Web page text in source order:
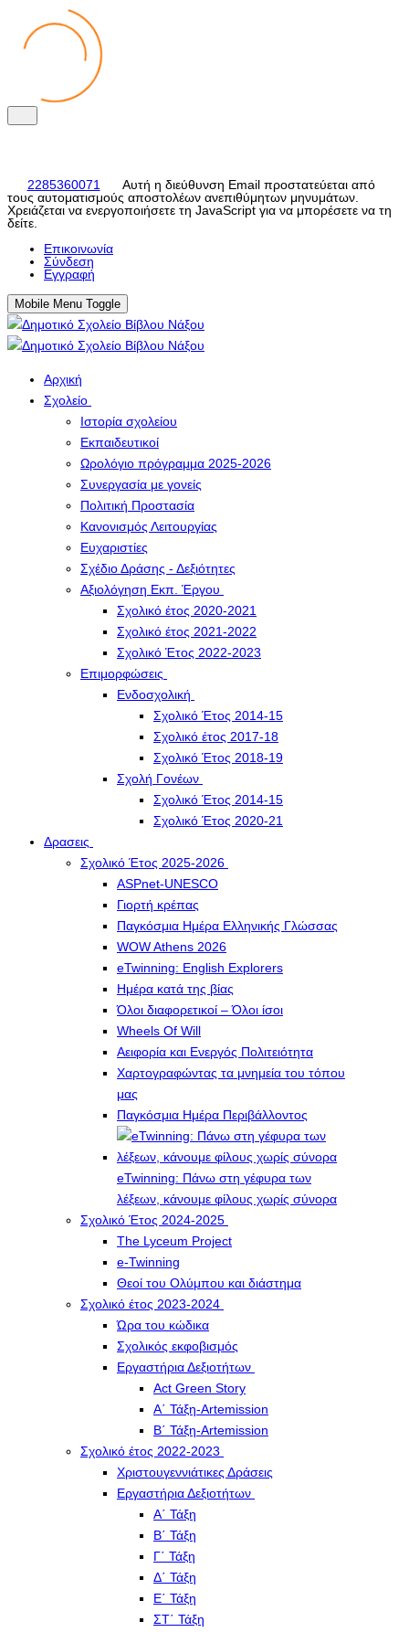
2285360071
Αυτή η διεύθυνση Email προστατεύεται από
τους αυτοματισμούς αποστολέων ανεπιθύμητων μηνυμάτων.
Χρειάζεται να ενεργοποιήσετε τη JavaScript για να μπορέσετε να τη
δείτε.
Eπικοινωνία
Σύνδεση
Εγγραφή
Mobile Menu Toggle
Αρχική
Σχολείο
Ιστορία σχολείου
Εκπαιδευτικοί
Ωρολόγιο πρόγραμμα 2025-2026
Συνεργασία με γονείς
Πολιτική Προστασία
Κανονισμός Λειτουργίας
Ευχαριστίες
Σχέδιο Δράσης - Δεξιότητες
Αξιολόγηση Εκπ. Έργου
Σχολικό έτος 2020-2021
Σχολικό έτος 2021-2022
Σχολικό Έτος 2022-2023
Επιμορφώσεις
Ενδοσχολική
Σχολικό Έτος 2014-15
Σχολικό έτος 2017-18
Σχολικό Έτος 2018-19
Σχολή Γονέων
Σχολικό Έτος 2014-15
Σχολικό Έτος 2020-21
Δρασεις
Σχολικό Έτος 2025-2026
ASPnet-UNESCO
Γιορτή κρέπας
Παγκόσμια Ημέρα Ελληνικής Γλώσσας
WOW Athens 2026
eTwinning: English Explorers
Ημέρα κατά της βίας
Όλοι διαφορετικοί – Όλοι ίσοι
Wheels Of Will
Αειφορία και Ενεργός Πολιτειότητα
Χαρτογραφώντας τα μνημεία του τόπου
μας
Παγκόσμια Ημέρα Περιβάλλοντος
eTwinning: Πάνω στη γέφυρα των
λέξεων, κάνουμε φίλους χωρίς σύνορα
Σχολικό Έτος 2024-2025
The Lyceum Project
e-Twinning
Θεοί του Ολύμπου και διάστημα
Σχολικό έτος 2023-2024
Ώρα του κώδικα
Σχολικός εκφοβισμός
Εργαστήρια Δεξιοτήτων
Act Green Story
Α΄ Τάξη-Artemission
Β΄ Τάξη-Artemission
Σχολικό έτος 2022-2023
Χριστουγεννιάτικες Δράσεις
Εργαστήρια Δεξιοτήτων
Α΄ Τάξη
Β΄ Τάξη
Γ΄ Τάξη
Δ΄ Τάξη
Ε΄ Τάξη
ΣΤ΄ Τάξη